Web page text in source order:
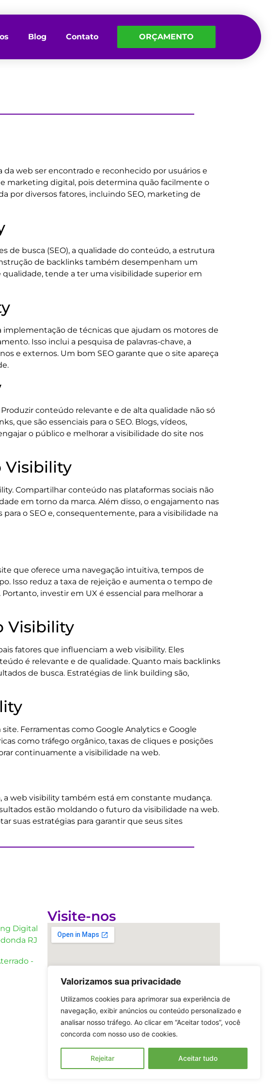
Valorizamos sua privacidade
Utilizamos cookies para aprimorar sua experiência de
navegação, exibir anúncios ou conteúdo personalizado e
analisar nosso tráfego. Ao clicar em “Aceitar todos”, você
concorda com nosso uso de cookies.
Rejeitar Aceitar tudo
Blog Contato ORÇAMENTO
web ser encontrado e reconhecido por usuários e
marketing digital, pois determina quão facilmente o
por diversos fatores, incluindo SEO, marketing de
de busca (SEO), a qualidade do conteúdo, a estrutura
de backlinks também desempenham um
tende a ter uma visibilidade superior em
implementação de técnicas que ajudam os motores de
Isso inclui a pesquisa de palavras-chave, a
e externos. Um bom SEO garante que o site apareça
conteúdo relevante e de alta qualidade não só
que são essenciais para o SEO. Blogs, vídeos,
o público e melhorar a visibilidade do site nos
Visibility
Compartilhar conteúdo nas plataformas sociais não
em torno da marca. Além disso, o engajamento nas
o SEO e, consequentemente, para a visibilidade na
que oferece uma navegação intuitiva, tempos de
Isso reduz a taxa de rejeição e aumenta o tempo de
investir em UX é essencial para melhorar a
Visibility
fatores que influenciam a web visibility. Eles
é relevante e de qualidade. Quanto mais backlinks
de busca. Estratégias de link building são,
Ferramentas como Google Analytics e Google
como tráfego orgânico, taxas de cliques e posições
continuamente a visibilidade na web.
a web visibility também está em constante mudança.
estão moldando o futuro da visibilidade na web.
suas estratégias para garantir que seus sites
Digital
RJ
-
Visite-nos